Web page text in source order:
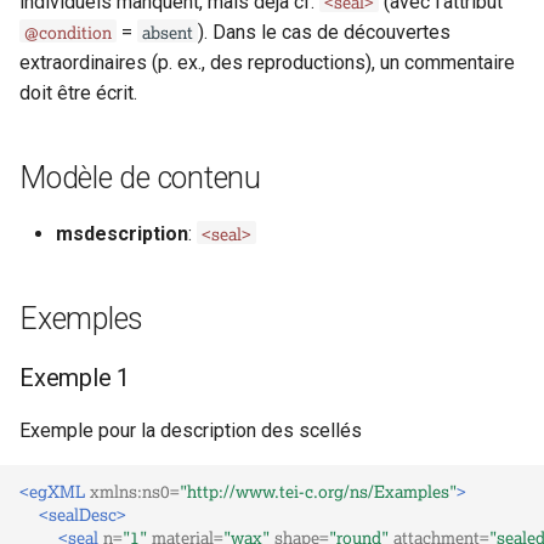
o
n
e
e
e
@condition = absent ). Dans le cas de découvertes
extraordinaires (p. ex., des reproductions), un commentaire
doit être écrit.
Modèle de contenu
msdescription: <seal>
Exemples
Exemple 1
Exemple pour la description des scellés
<egXML xmlns:ns0="http://www.tei-c.org/ns/Examples">
<sealDesc>
<seal n="1" material="wax" shape="round" attachment=